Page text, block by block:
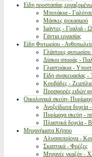
Είδη προστασίας
Μποτάκια -
Μάσκες ψεκασμού
Ιμάντες - Γυαλιά -
Γάντια εργασίας
Είδη Φυτωρίου -
Γλάστρες
Δίσκοι σποράς -
Γλαστράκια -
Είδη συσκευασίας -
Κουβάδες -
Προσφορές ειδών
Οικολογικά σκεύη-
Ανοξείδωτα δοχεία
Πυρίμαχα σκεύη -
Πλαστικά δοχεία -
Μηχανήματα Κήπου
Αλυσσοπρίονα -
Σκαπτικά - Φρέζες
Μηχανές γκαζόν -